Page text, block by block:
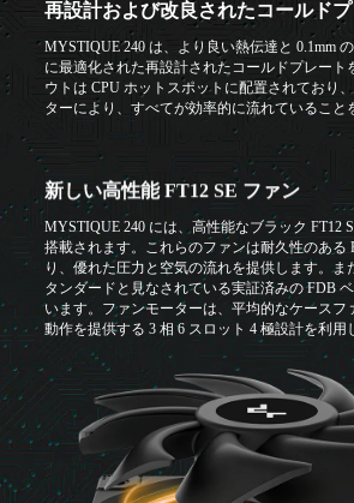
再設計および改良されたコールド
MYSTIQUE 240 は、より良い熱伝達と 0.1mm
に最適化された再設計されたコールドプレート
ウトは CPU ホットスポットに配置されており
ターにより、すべてが効率的に流れていること
新しい高性能 FT12 SE ファン
MYSTIQUE 240 には、高性能なブラック FT12
搭載されます。これらのファンは耐久性のある
り、優れた圧力と空気の流れを提供します。ま
タンダードと見なされている実証済みの FDB
います。ファンモーターは、平均的なケースフ
動作を提供する 3 相 6 スロット 4 極設計を利用